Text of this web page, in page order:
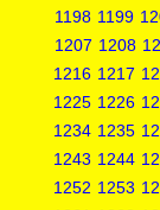
1198 1199
1207 1208
1216 1217
1225 1226
1234 1235
1243 1244
1252 1253